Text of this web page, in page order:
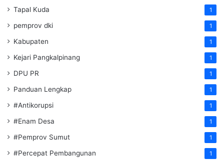
Tapal Kuda 1
pemprov dki 1
Kabupaten 1
Kejari Pangkalpinang 1
DPU PR 1
Panduan Lengkap 1
#Antikorupsi 1
#Enam Desa 1
#Pemprov Sumut 1
#Percepat Pembangunan 1